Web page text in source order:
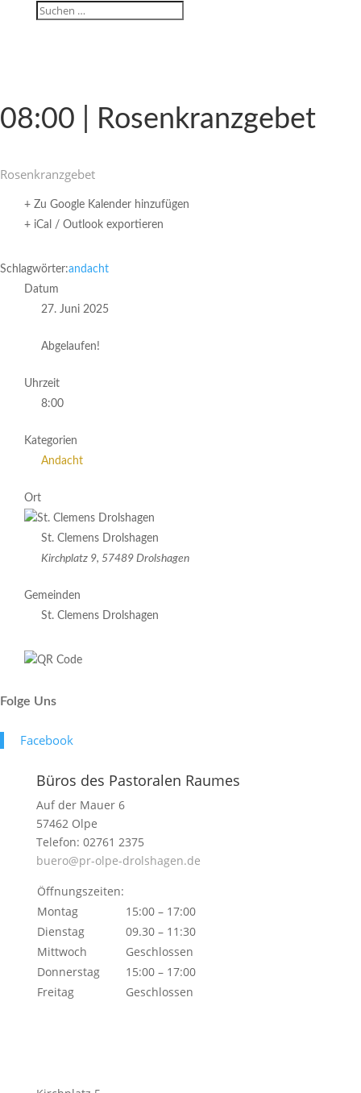
08:00 | Rosenkranzgebet
Rosen­kranz­gebet
+ Zu Google Kalender hinzufügen
+ iCal / Outlook exportieren
Schlagwörter:andacht
Datum
27. Juni 2025
Abgelaufen!
Uhrzeit
8:00
Kategorien
Andacht
Ort
St. Clemens Drolshagen
Kirchplatz 9, 57489 Drolshagen
Gemeinden
St. Clemens Drolshagen
Folge Uns
Face­book
Büros des Pastoralen Raumes
Auf der Mauer 6
57462 Olpe
Telefon: 02761 2375
buero@pr-olpe-drolshagen.de
Öffnungszeiten:
Montag
15:00 – 17:00
Dienstag
09.30 – 11:30
Mittwoch
Geschlossen
Donnerstag
15:00 – 17:00
Freitag
Geschlossen